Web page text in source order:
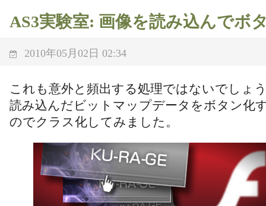
AS3実験室: 画像を読み込んでボ
2010年05月02日 02:34
これも意外と頻出する処理ではないでしょ
読み込んだビットマップデータをボタン化
のでクラス化してみました。